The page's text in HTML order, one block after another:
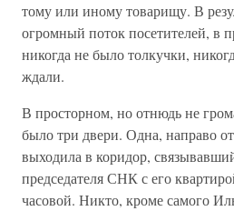
тому или иному товарищу. В
огромный поток посетителей, в
никогда не было толкучки,
ждали.
В просторном, но отнюдь не
было три двери. Одна, направо
выходила в коридор,
председателя СНК с его
часовой. Никто, кроме самого